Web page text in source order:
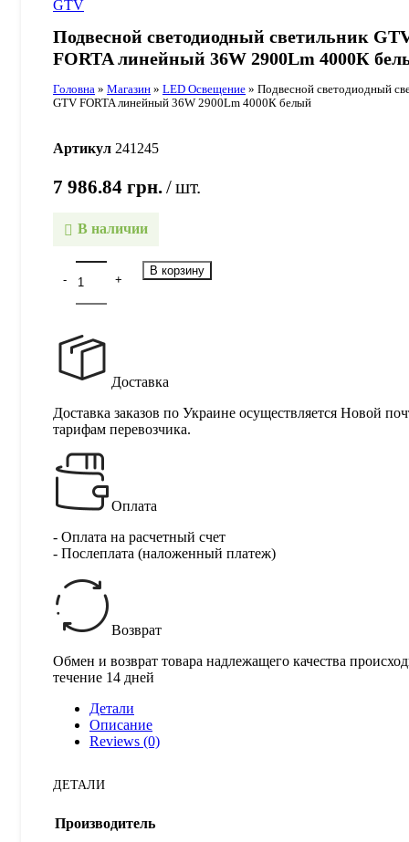
GTV
Подвесной светодиодный светильник
FORTA линейный 36W 2900Lm 4000К
Головна » Магазин » LED Освещение » Подвесной светодиодный
GTV FORTA линейный 36W 2900Lm 4000К белый
Артикул 241245
7 986.84 грн. шт.
В наличии
В корзину
Доставка
Доставка заказов по Украине осуществляется Новой
тарифам перевозчика.
Оплата
- Оплата на расчетный счет
- Послеплата (наложенный платеж)
Возврат
Обмен и возврат товара надлежащего качества
течение 14 дней
Детали
Описание
Reviews (0)
ДЕТАЛИ
Производитель